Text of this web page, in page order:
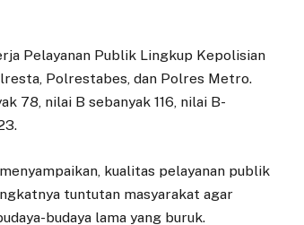
Pelayanan Publik Lingkup Kepolisian
Polrestabes, dan Polres Metro.
78, nilai B sebanyak 116, nilai B-
kualitas pelayanan publik
tuntutan masyarakat agar
budaya lama yang buruk.